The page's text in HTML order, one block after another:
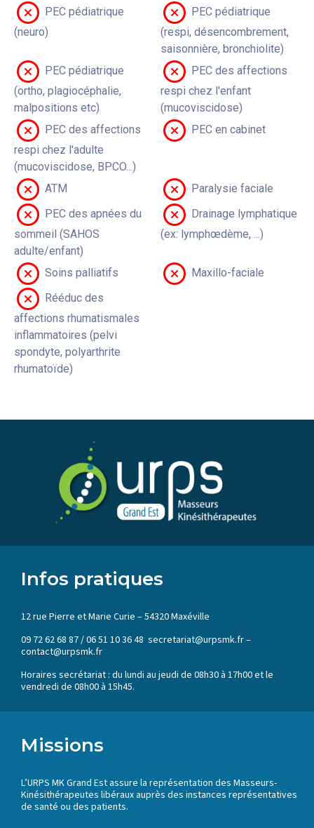
PEC pédiatrique
(neuro)
PEC pédiatrique
(respi, désencombrement,
saisonnière, bronchiolite)
PEC pédiatrique
(ortho, plagiocéphalie,
malpositions etc)
PEC des affections
respi chez l'enfant
(mucoviscidose)
PEC des affections
respi chez l'adulte
(mucoviscidose, BPCO...)
PEC en cabinet
ATM
Paralysie faciale
PEC des apnées du
sommeil (SAHOS
adulte/enfant)
Drainage lymphatique
(ex: lymphœdème, ...)
Soins palliatifs
Maxillo-faciale
Rééduc des
affections rhumatismales
inflammatoires (pelvi
spondyte, polyarthrite
rhumatoïde)
Infos pratiques
12 rue Pierre et Marie Curie – 54320 Maxéville
09 72 62 68 87 / 06 51 10 36 48 secretariat@urpsmk.fr –
contact@urpsmk.fr
Horaires secrétariat : du lundi au jeudi de 08h30 à 17h00 et le
vendredi de 08h00 à 15h45.
Missions
L’URPS MK Grand Est assure la représentation des Masseurs-
Kinésithérapeutes libéraux auprès des instances représentatives
de santé ou des patients.